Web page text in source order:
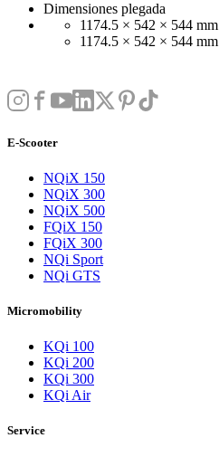
Dimensiones plegada
1174.5 × 542 × 544 mm
1174.5 × 542 × 544 mm
E-Scooter
NQiX 150
NQiX 300
NQiX 500
FQiX 150
FQiX 300
NQi Sport
NQi GTS
Micromobility
KQi 100
KQi 200
KQi 300
KQi Air
Service